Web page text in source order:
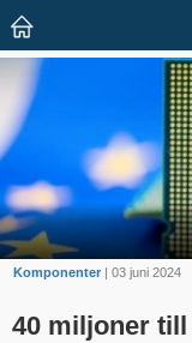
Komponenter | 03 juni 2024
40 miljoner